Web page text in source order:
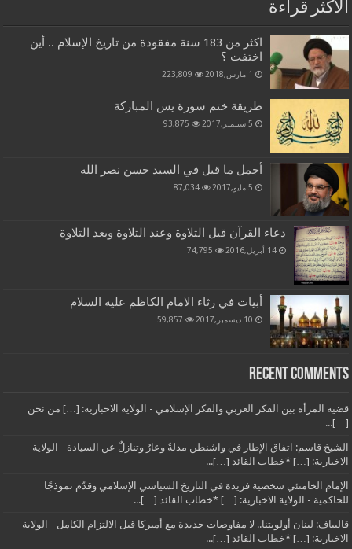
الاكثر قراءة
اكثر من 183 سنة مفقودة من تاريخ الإسلام .. أين
اختفت ؟
1 مارس,2018 223,809
طريقة ختم سورة يس المباركة
5 سبتمبر,2017 93,875
أجمل ما قيل في السيد حسن نصر الله
5 مايو,2017 87,034
دعاء القرآن قبل التلاوة وعند التلاوة وبعد التلاوة
14 أبريل,2016 74,795
أبيات في رثاء الامام الكاظم عليه السلام
10 ديسمبر,2017 59,857
Recent Comments
قضية المرأة بين الفكر الغربي والفكر الإسلامي - الولاية الاخبارية: […] من نحن
[…]...
الشيخ قاسم: اتفاق الإطار في واشنطن مذلةٌ وعارٌ وتنازلٌ عن السيادة - الولاية
الاخبارية: […] *خطاب القائد […]...
الإمام الخامنئي شخصية فريدة في التاريخ السياسي الإسلامي وقدّم نموذجًا
للحاكمية - الولاية الاخبارية: […] *خطاب القائد […]...
قاليباف: لبنان أولويتنا.. لا مفاوضات جديدة مع أميركا قبل الالتزام الكامل - الولاية
الاخبارية: […] *خطاب القائد […]...